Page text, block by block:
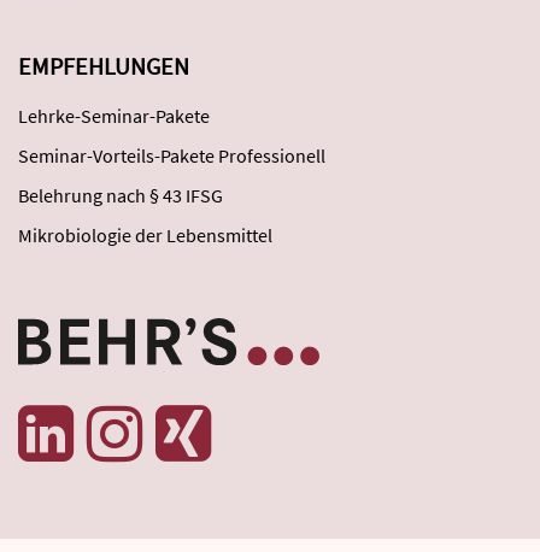
EMPFEHLUNGEN
Lehrke-Seminar-Pakete
Seminar-Vorteils-Pakete Professionell
Belehrung nach § 43 IFSG
Mikrobiologie der Lebensmittel